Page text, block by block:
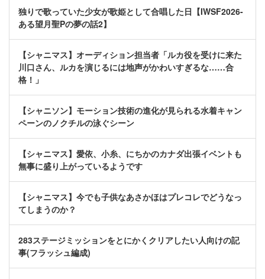
独りで歌っていた少女が歌姫として合唱した日【IWSF2026-
ある望月聖Pの夢の話2】
【シャニマス】オーディション担当者「ルカ役を受けに来た
川口さん、ルカを演じるには地声がかわいすぎるな……合
格！」
【シャニソン】モーション技術の進化が見られる水着キャン
ペーンのノクチルの泳ぐシーン
【シャニマス】愛依、小糸、にちかのカナダ出張イベントも
無事に盛り上がっているようです
【シャニマス】今でも子供なあさかほはプレコレでどうなっ
てしまうのか？
283ステージミッションをとにかくクリアしたい人向けの記
事(フラッシュ編成)